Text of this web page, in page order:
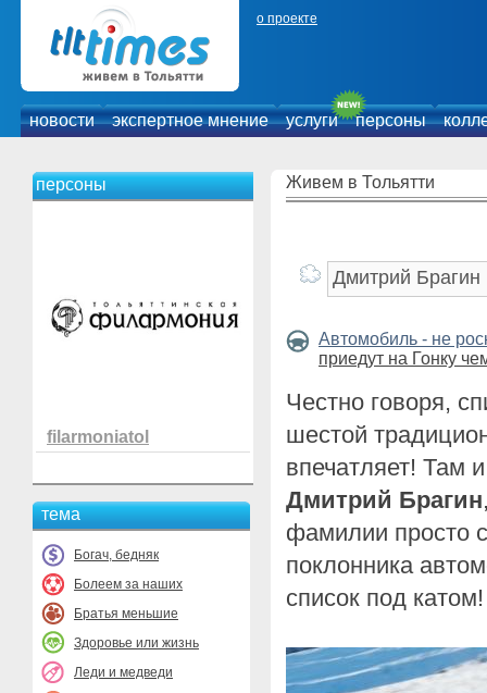
о проекте
новости экспертное мнение услуги персоны
персоны
filarmoniatol
тема
Богач, бедняк
Болеем за наших
Братья меньшие
Здоровье или жизнь
Леди и медведи
Живем в Тольятти
Автомобиль - не
приедут на Гонку
Честно говоря,
шестой
впечатляет! Там
Дмитрий Брагин
фамилии просто
поклонника
список под катом!